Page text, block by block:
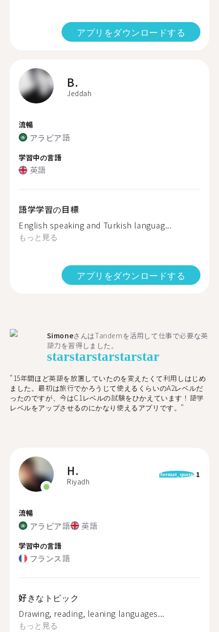
アプリをダウンロードする
B.
Jeddah
流暢
アラビア語
学習中の言語
英語
語学学習の目標
English speaking and Turkish languag...
もっと見る
アプリをダウンロードする
SimoneさんはTandemを活用して仕事で必要な英
語力を習得しました。
starstarstarstarstar
"15年間ほど英語を放置していたのを変えたくて利用しはじめ
ました。最初は旅行でかろうじて使えるくらいのA2レベルだ
ったのですが、今はC1レベルの試験をひかえています！語学
レベルをアップさせるのにかなり使えるアプリです。"
H.
Riyadh
format_quote 1
流暢
アラビア語 英語
学習中の言語
フランス語
好きなトピック
Drawing, reading, leaning languages...
もっと見る